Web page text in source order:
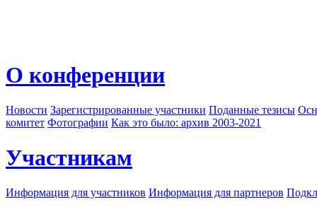
О конференции
Новости Зарегистрированные участники Поданные тезисы
комитет Фотографии Как это было: архив 2003-2021
Участникам
Информация для участников Информация для партнеров